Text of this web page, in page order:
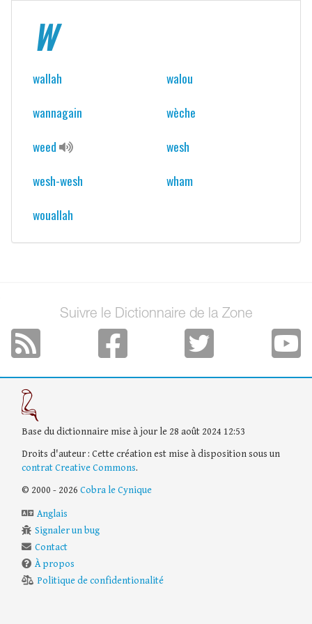
W
wallah
walou
wannagain
wèche
weed
wesh
wesh-wesh
wham
wouallah
Suivre le Dictionnaire de la Zone
Base du dictionnaire mise à jour le 28 août 2024 12:53
Droits d'auteur : Cette création est mise à disposition sous un
contrat Creative Commons.
© 2000 - 2026 Cobra le Cynique
Anglais
Signaler un bug
Contact
À propos
Politique de confidentionalité